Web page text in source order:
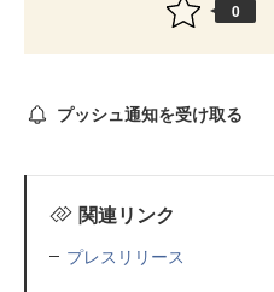
0
プッシュ通知を受け取る
関連リンク
プレスリリース